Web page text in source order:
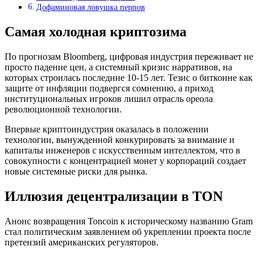
Дофаминовая ловушка перпов
Самая холодная криптозима
По прогнозам Bloomberg, цифровая индустрия переживает не
просто падение цен, а системный кризис нарративов, на
которых строилась последние 10-15 лет. Тезис о биткоине как
защите от инфляции подвергся сомнению, а приход
институциональных игроков лишил отрасль ореола
революционной технологии.
Впервые криптоиндустрия оказалась в положении
технологии, вынужденной конкурировать за внимание и
капиталы инженеров с искусственным интеллектом, что в
совокупности с концентрацией монет у корпораций создает
новые системные риски для рынка.
Иллюзия децентрализации в TON
Анонс возвращения Toncoin к историческому названию Gram
стал политическим заявлением об укреплении проекта после
претензий американских регуляторов.